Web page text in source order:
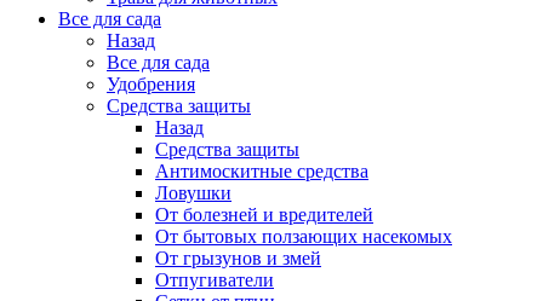
Все для сада
Назад
Все для сада
Удобрения
Средства защиты
Назад
Средства защиты
Антимоскитные средства
Ловушки
От болезней и вредителей
От бытовых ползающих насекомых
От грызунов и змей
Отпугиватели